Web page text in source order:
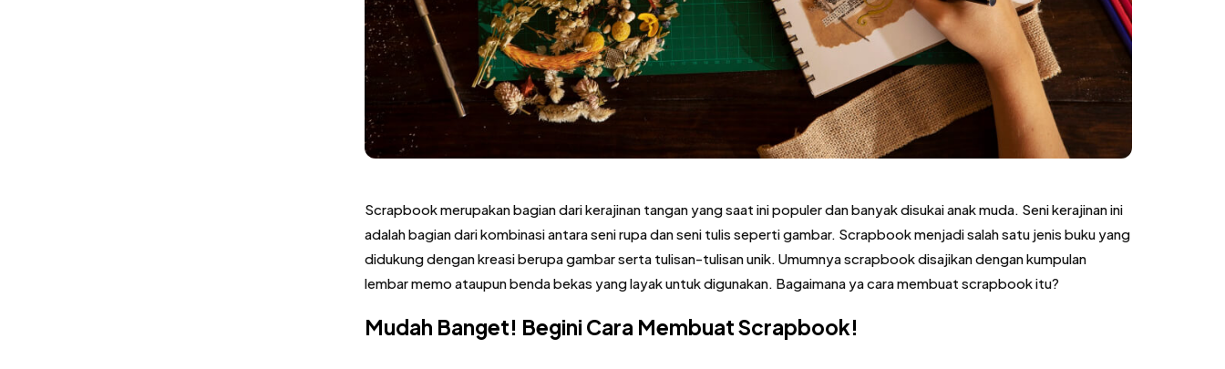
Scrapbook merupakan bagian dari kerajinan tangan yang saat ini populer dan banyak disukai anak muda. Seni kerajinan ini
adalah bagian dari kombinasi antara seni rupa dan seni tulis seperti gambar. Scrapbook menjadi salah satu jenis buku yang
didukung dengan kreasi berupa gambar serta tulisan-tulisan unik. Umumnya scrapbook disajikan dengan kumpulan
lembar memo ataupun benda bekas yang layak untuk digunakan. Bagaimana ya cara membuat scrapbook itu?
Mudah Banget! Begini Cara Membuat Scrapbook!